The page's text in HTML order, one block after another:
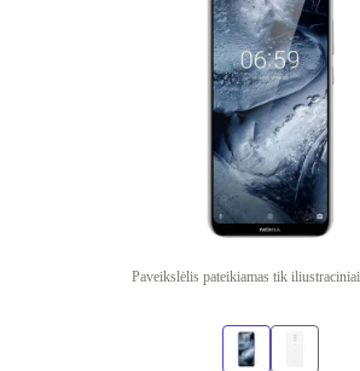
Paveikslėlis pateikiamas tik